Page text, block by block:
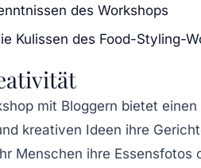
des Workshops
Kulissen des Food-Styling-
mit Bloggern bietet
kreativen Ideen ihre
Menschen ihre Essensfotos